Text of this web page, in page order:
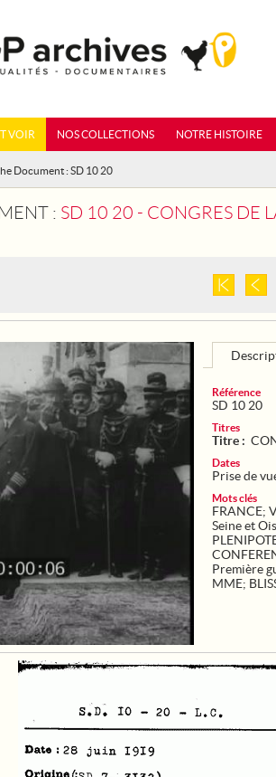
VOIR NOS COLLECTIONS NOTRE HISTOIRE
Document : SD 10 20
: SD 10 20 - CONGRES DE
Référence
SD 10 20
Titres
Titre :
Dates
Prise de
Mots clés
FRANCE;
Seine et
Première
MME;